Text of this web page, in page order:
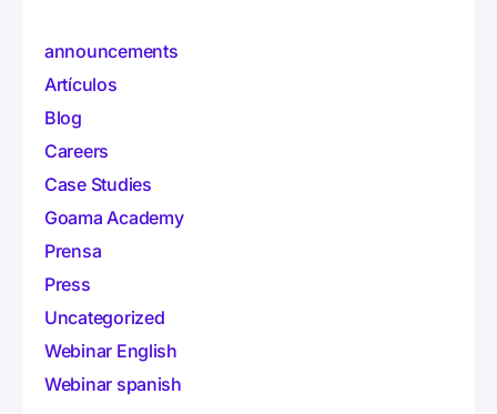
announcements
Artículos
Blog
Careers
Case Studies
Goama Academy
Prensa
Press
Uncategorized
Webinar English
Webinar spanish